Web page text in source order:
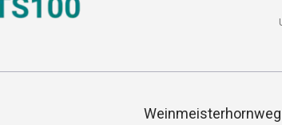
Weinmeisterhornweg